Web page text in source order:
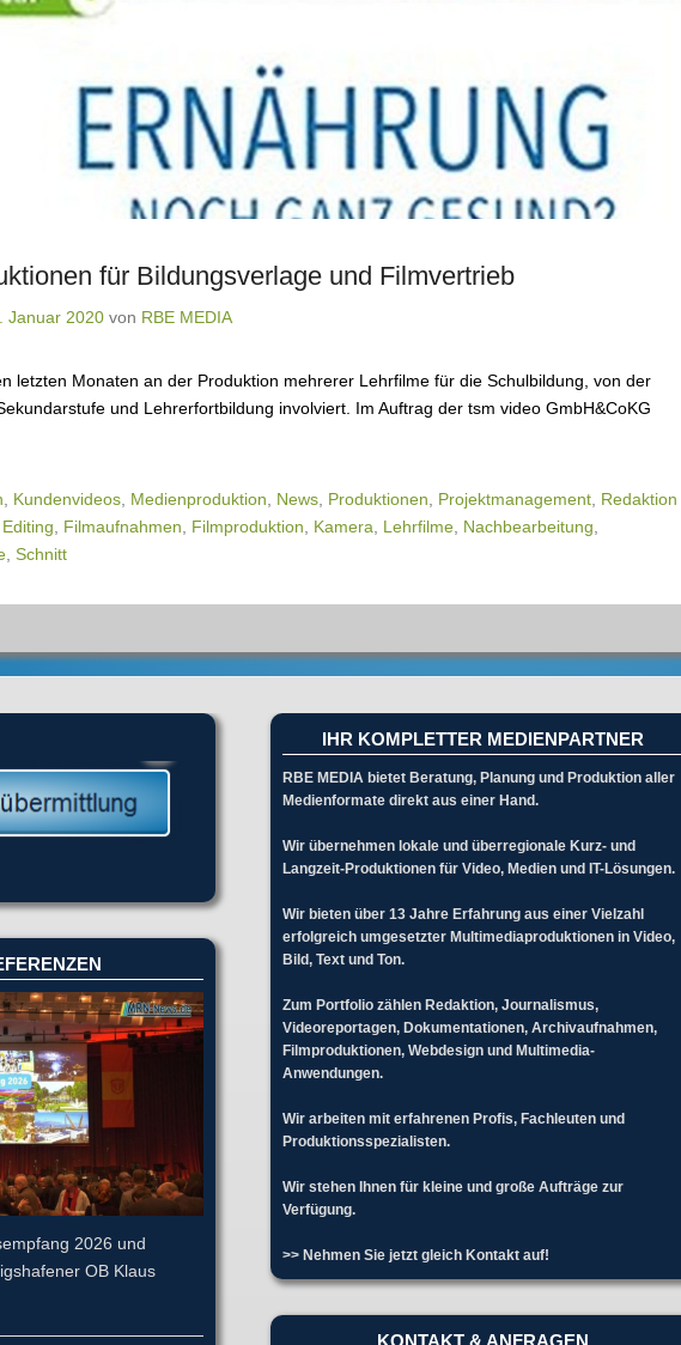
für Bildungsverlage und Filmvertrieb
Januar 2020 von RBE MEDIA
letzten Monaten an der Produktion mehrerer Lehrfilme für die Schulbildung, von der
und Lehrerfortbildung involviert. Im Auftrag der tsm video GmbH&CoKG
Kundenvideos Medienproduktion News Produktionen Projektmanagement Redaktion
Editing Filmaufnahmen Filmproduktion Kamera Lehrfilme Nachbearbeitung
Schnitt
2026 und
OB Klaus
IHR KOMPLETTER MEDIENPARTNER
RBE MEDIA bietet Beratung, Planung und Produktion aller
Medienformate direkt aus einer Hand.
Wir übernehmen lokale und überregionale Kurz- und
Langzeit-Produktionen für Video, Medien und IT-Lösungen.
Wir bieten über 13 Jahre Erfahrung aus einer Vielzahl
erfolgreich umgesetzter Multimediaproduktionen in Video,
Bild, Text und Ton.
Zum Portfolio zählen Redaktion, Journalismus,
Videoreportagen, Dokumentationen, Archivaufnahmen,
Filmproduktionen, Webdesign und Multimedia-
Anwendungen.
Wir arbeiten mit erfahrenen Profis, Fachleuten und
Produktionsspezialisten.
Wir stehen Ihnen für kleine und große Aufträge zur
Verfügung.
>> Nehmen Sie jetzt gleich Kontakt auf!